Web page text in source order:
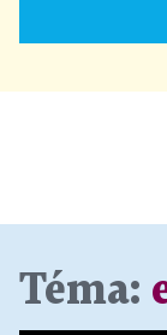
Téma: